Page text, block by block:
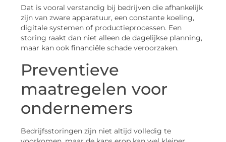
Dat is vooral verstandig bij bedrijven die afhankelijk
zijn van zware apparatuur, een constante koeling,
digitale systemen of productieprocessen. Een
storing raakt dan niet alleen de dagelijkse planning,
maar kan ook financiële schade veroorzaken.
Preventieve
maatregelen voor
ondernemers
Bedrijfsstoringen zijn niet altijd volledig te